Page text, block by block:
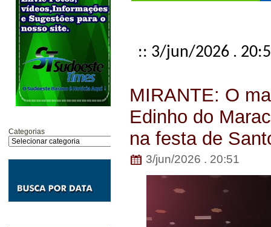
Categorias
:: 3/jun/2026 .
MIRANTE: O
Edinho do
na festa de
3/jun/2026 . 20:51